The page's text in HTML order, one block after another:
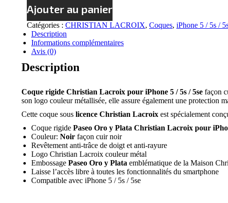
Coque
Christian
Lacroix
Paseo
Oro
Plata
-
iPhone
5
5s
5se
Ajouter au panier
Catégories : CHRISTIAN LACROIX, Coques, iPhone 5 / 5s /
Description
Informations complémentaires
Avis (0)
Description
Coque rigide Christian Lacroix pour iPhone 5 / 5s / 5se façon
son logo couleur métallisée, elle assure également une protection
Cette coque sous licence Christian Lacroix est spécialement
Coque rigide Paseo Oro y Plata Christian Lacroix pour
Couleur: Noir façon cuir noir
Revêtement anti-trâce de doigt et anti-rayure
Logo Christian Lacroix couleur métal
Embossage Paseo Oro y Plata emblématique de la Maison
Laisse l’accès libre à toutes les fonctionnalités du smartphone
Compatible avec iPhone 5 / 5s / 5se